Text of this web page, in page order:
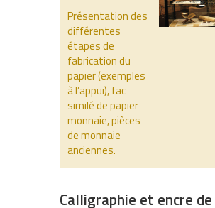
Présentation des
différentes
étapes de
fabrication du
papier (exemples
à l’appui), fac
similé de papier
monnaie, pièces
de monnaie
anciennes.
Calligraphie et encre de